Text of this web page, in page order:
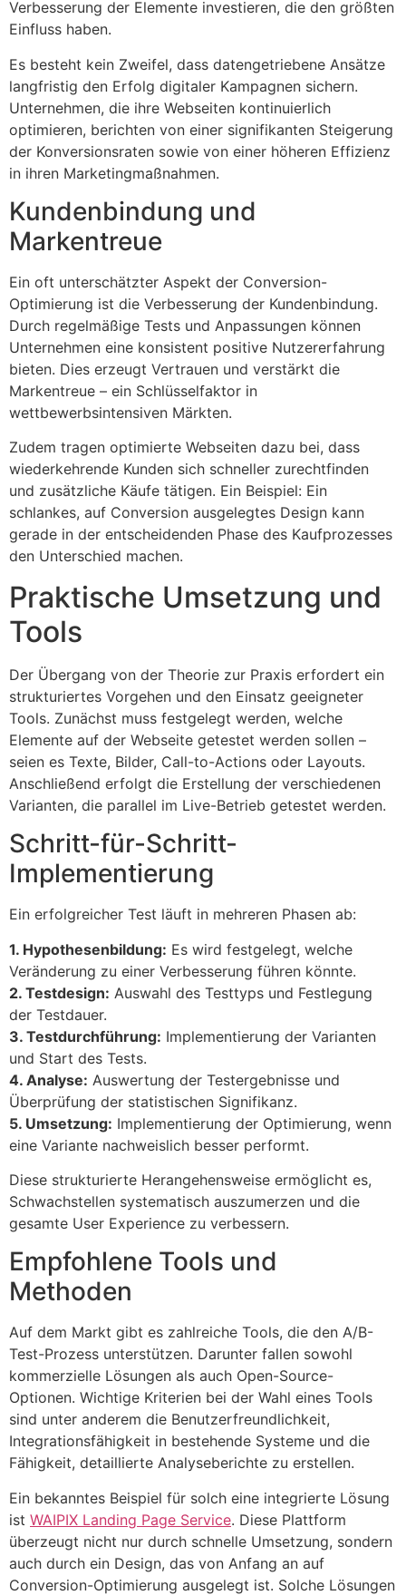
Verbesserung der Elemente investieren, die den größten
Einfluss haben.
Es besteht kein Zweifel, dass datengetriebene Ansätze
langfristig den Erfolg digitaler Kampagnen sichern.
Unternehmen, die ihre Webseiten kontinuierlich
optimieren, berichten von einer signifikanten Steigerung
der Konversionsraten sowie von einer höheren Effizienz
in ihren Marketingmaßnahmen.
Kundenbindung und
Markentreue
Ein oft unterschätzter Aspekt der Conversion-
Optimierung ist die Verbesserung der Kundenbindung.
Durch regelmäßige Tests und Anpassungen können
Unternehmen eine konsistent positive Nutzererfahrung
bieten. Dies erzeugt Vertrauen und verstärkt die
Markentreue – ein Schlüsselfaktor in
wettbewerbsintensiven Märkten.
Zudem tragen optimierte Webseiten dazu bei, dass
wiederkehrende Kunden sich schneller zurechtfinden
und zusätzliche Käufe tätigen. Ein Beispiel: Ein
schlankes, auf Conversion ausgelegtes Design kann
gerade in der entscheidenden Phase des Kaufprozesses
den Unterschied machen.
Praktische Umsetzung und
Tools
Der Übergang von der Theorie zur Praxis erfordert ein
strukturiertes Vorgehen und den Einsatz geeigneter
Tools. Zunächst muss festgelegt werden, welche
Elemente auf der Webseite getestet werden sollen –
seien es Texte, Bilder, Call-to-Actions oder Layouts.
Anschließend erfolgt die Erstellung der verschiedenen
Varianten, die parallel im Live-Betrieb getestet werden.
Schritt-für-Schritt-
Implementierung
Ein erfolgreicher Test läuft in mehreren Phasen ab:
1. Hypothesenbildung: Es wird festgelegt, welche
Veränderung zu einer Verbesserung führen könnte.
2. Testdesign: Auswahl des Testtyps und Festlegung
der Testdauer.
3. Testdurchführung: Implementierung der Varianten
und Start des Tests.
4. Analyse: Auswertung der Testergebnisse und
Überprüfung der statistischen Signifikanz.
5. Umsetzung: Implementierung der Optimierung, wenn
eine Variante nachweislich besser performt.
Diese strukturierte Herangehensweise ermöglicht es,
Schwachstellen systematisch auszumerzen und die
gesamte User Experience zu verbessern.
Empfohlene Tools und
Methoden
Auf dem Markt gibt es zahlreiche Tools, die den A/B-
Test-Prozess unterstützen. Darunter fallen sowohl
kommerzielle Lösungen als auch Open-Source-
Optionen. Wichtige Kriterien bei der Wahl eines Tools
sind unter anderem die Benutzerfreundlichkeit,
Integrationsfähigkeit in bestehende Systeme und die
Fähigkeit, detaillierte Analyseberichte zu erstellen.
Ein bekanntes Beispiel für solch eine integrierte Lösung
ist WAIPIX Landing Page Service. Diese Plattform
überzeugt nicht nur durch schnelle Umsetzung, sondern
auch durch ein Design, das von Anfang an auf
Conversion-Optimierung ausgelegt ist. Solche Lösungen